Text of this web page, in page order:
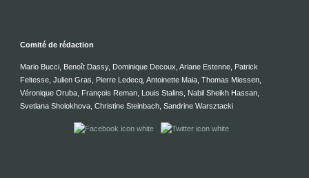
Comité de rédaction
Mario Bucci, Benoît Dassy, Dominique Decoux, Ariane Estenne, Patrick
Feltesse, Julien Gras, Pierre Ledecq, Antoinette Maia, Thomas Miessen,
Véronique Oruba, François Reman, Louis Stalins, Nabil Sheikh Hassan,
Svetlana Sholokhova, Christine Steinbach, Sandrine Warsztacki